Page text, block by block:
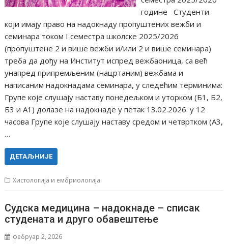
године Студенти
који имају право на надокнаду пропуштених вежби и
семинара током I семестра школске 2025/2026
(пропуштене 2 и више вежби и/или 2 и више семинара)
треба да дођу на Институт испред вежбаоница, са већ
унапред припремљеним (нацртаним) вежбама и
написаним надокнадама семинара, у следећим терминима:
Групе које слушају наставу понедељком и уторком (Б1, Б2,
Б3 и А1) долазе на надокнаде у петак 13.02.2026. у 12
часова Групе које слушају наставу средом и четвртком (А3,
…
ДЕТАЉНИЈЕ
Хистологија и ембриологија
Судска медицина – надокнаде – списак
студената и друго обавештење
фебруар 2, 2026